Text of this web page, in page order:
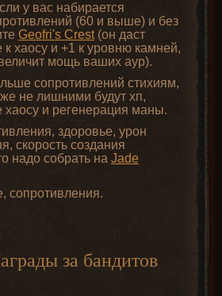
у вас набирается
(60 и выше) и без
Geofri's Crest(он даст
к хаосу и +1 к уровню камней,
мощь ваших аур).
сопротивлений стихиям,
не лишними будут хп,
хаосу и регенерация маны.
здоровье, урон
скорость создания
надо собрать на Jade
сопротивления.
за бандитов